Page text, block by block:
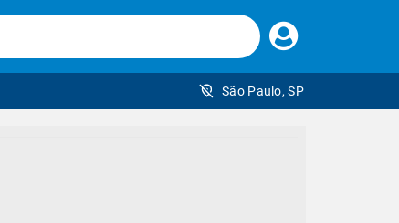
Faça
seu
São Paulo, SP